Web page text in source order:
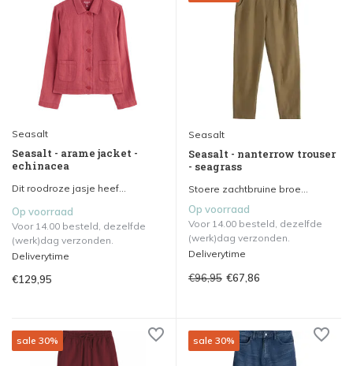
Seasalt
Seasalt - arame jacket -
echinacea
Dit roodroze jasje heef...
Op voorraad
Voor 14.00 besteld, dezelfde
(werk)dag verzonden.
Deliverytime
€129,95
Seasalt
Seasalt - nanterrow trouser
- seagrass
Stoere zachtbruine broe...
Op voorraad
Voor 14.00 besteld, dezelfde
(werk)dag verzonden.
Deliverytime
€96,95 €67,86
sale 30% sale 30%